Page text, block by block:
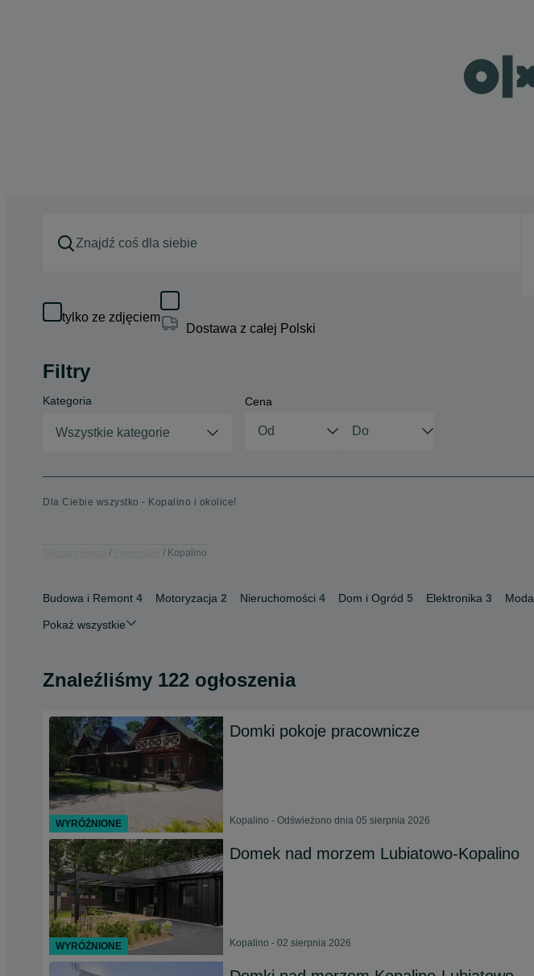
tylko ze zdjęciem
Dostawa z całej Polski
Filtry
Kategoria
Wszystkie kategorie
Cena
Dla Ciebie wszystko - Kopalino i okolice!
Kopalino
Budowa i Remont 4 Motoryzacja 2 Nieruchomości 4 Dom i Ogród 5 Elektronika 3 Moda
Pokaż wszystkie
Znaleźliśmy 122 ogłoszenia
Domki pokoje pracownicze
Kopalino - Odświeżono dnia 05 sierpnia 2026
Domek nad morzem Lubiatowo-Kopalino
Kopalino - 02 sierpnia 2026
WYRÓŻNIONE
WYRÓŻNIONE